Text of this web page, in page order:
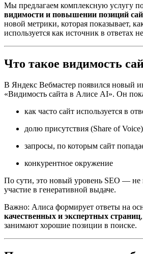
Мы предлагаем комплексную услугу
видимости и повышении позиций
новой метрики, которая показывает,
используется как источник в ответах
Что такое видимость
В Яндекс Вебмастер появился новый
«Видимость сайта в Алисе AI». Он
как часто сайт используется в
долю присутствия (Share of Voice)
запросы, по которым сайт
конкурентное окружение
По сути, это новый уровень SEO — не
участие в генеративной выдаче.
Важно: Алиса формирует ответы на
качественных и экспертных страниц
занимают хорошие позиции в поиске.